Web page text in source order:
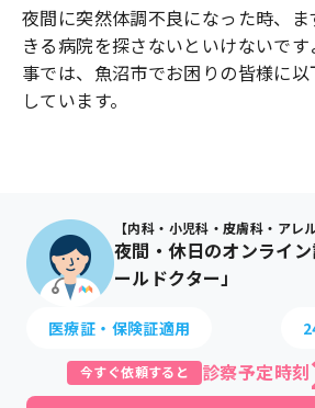
夜間に突然体調不良になった時、
きる病院を探さないといけないで
事では、 魚沼市でお困りの皆様に
しています。
【内科・小児科・皮膚科・アレ
夜間・休日のオンライ
ールドクター」
医療証・保険証適用
今すぐ依頼すると 診察予定時刻